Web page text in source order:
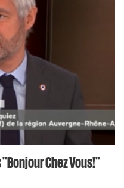
Chez Vous!"